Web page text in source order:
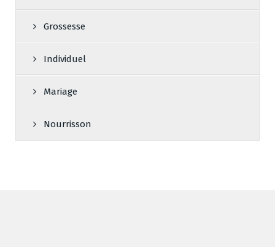
Grossesse
Individuel
Mariage
Nourrisson